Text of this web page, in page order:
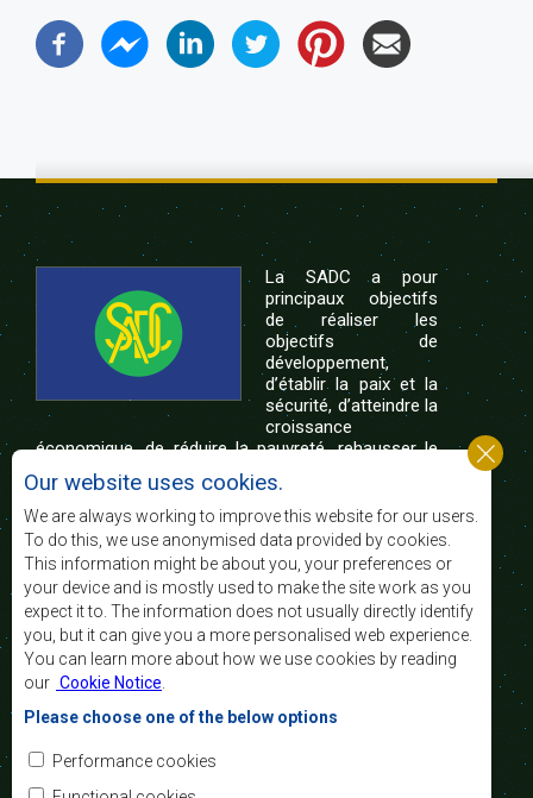
La SADC a pour
principaux objectifs
de réaliser les
objectifs de
développement,
d’établir la paix et la
sécurité, d’atteindre la
croissance
économique, de réduire la pauvreté, rehausser le
niveau et la qualité de vie du peuple de l’Afrique
australe et d’appuyer les défavorisés sociaux par le
biais de l’intégration régionale, de principes
démocratiques consolidés et d’un développement
équitable et durable.
Nous contacter
SADC House
Plot No. 54385
Central Business District
Private Bag 0095
Our website uses cookies.
We are always working to improve this website for our users.
To do this, we use anonymised data provided by cookies.
This information might be about you, your preferences or
your device and is mostly used to make the site work as you
expect it to. The information does not usually directly identify
you, but it can give you a more personalised web experience.
You can learn more about how we use cookies by reading
our Cookie Notice
Please choose one of the below options
Performance cookies